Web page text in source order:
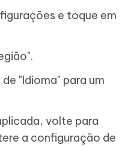
e toque em
"Idioma" para um
volte para
a configuração de